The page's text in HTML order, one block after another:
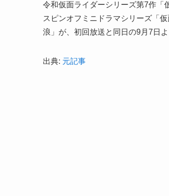
令和仮面ライダーシリーズ第7作「
スピンオフミニドラマシリーズ「
浪」が、初回放送と同日の9月7日
出典: 元記事